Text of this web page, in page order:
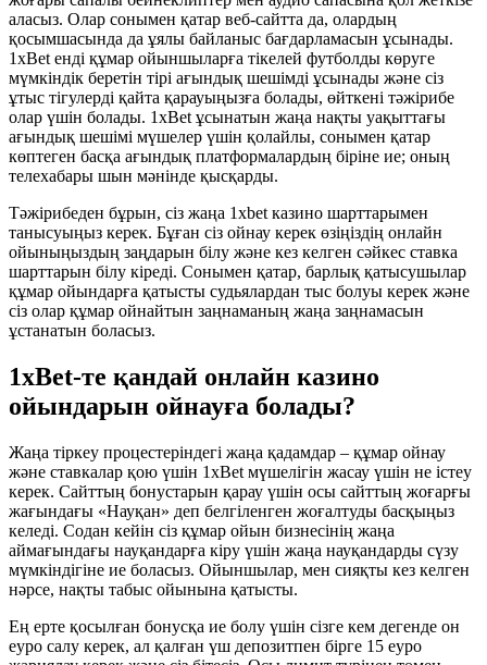
аласыз. Олар сонымен қатар веб-сайтта да, олардың
қосымшасында да ұялы байланыс бағдарламасын ұсынады.
1xBet енді құмар ойыншыларға тікелей футболды көруге
мүмкіндік беретін тірі ағындық шешімді ұсынады және сіз
ұтыс тігулерді қайта қарауыңызға болады, өйткені тәжірибе
олар үшін болады. 1xBet ұсынатын жаңа нақты уақыттағы
ағындық шешімі мүшелер үшін қолайлы, сонымен қатар
көптеген басқа ағындық платформалардың біріне ие; оның
телехабары шын мәнінде қысқарды.
Тәжірибеден бұрын, сіз жаңа 1xbet казино шарттарымен
танысуыңыз керек. Бұған сіз ойнау керек өзіңіздің онлайн
ойыныңыздың заңдарын білу және кез келген сәйкес ставка
шарттарын білу кіреді. Сонымен қатар, барлық қатысушылар
құмар ойындарға қатысты судьялардан тыс болуы керек және
сіз олар құмар ойнайтын заңнаманың жаңа заңнамасын
ұстанатын боласыз.
1xBet-те қандай онлайн казино
ойындарын ойнауға болады?
Жаңа тіркеу процестеріндегі жаңа қадамдар – құмар ойнау
және ставкалар қою үшін 1xBet мүшелігін жасау үшін не істеу
керек. Сайттың бонустарын қарау үшін осы сайттың жоғарғы
жағындағы «Науқан» деп белгіленген жоғалтуды басқыңыз
келеді. Содан кейін сіз құмар ойын бизнесінің жаңа
аймағындағы науқандарға кіру үшін жаңа науқандарды сүзу
мүмкіндігіне ие боласыз. Ойыншылар, мен сияқты кез келген
нәрсе, нақты табыс ойынына қатысты.
Ең ерте қосылған бонусқа ие болу үшін сізге кем дегенде он
еуро салу керек, ал қалған үш депозитпен бірге 15 еуро